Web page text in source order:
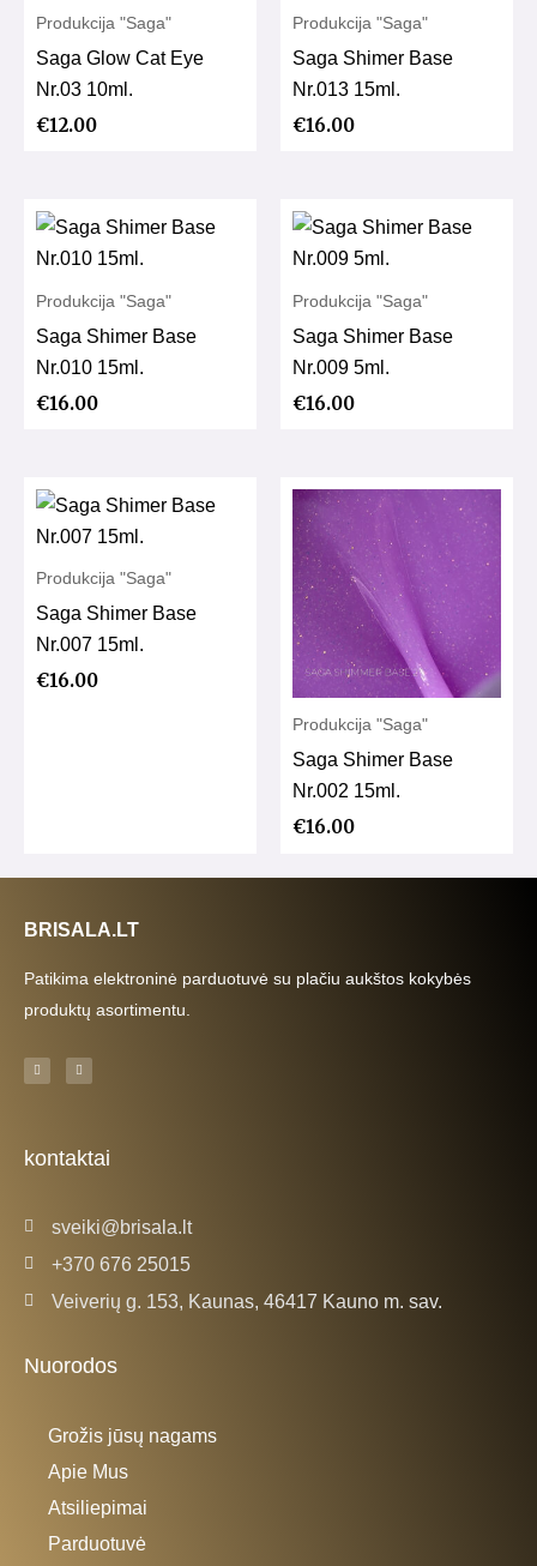
Produkcija "Saga"
Saga Glow Cat Eye
Nr.03 10ml.
€12.00
Produkcija "Saga"
Saga Shimer Base
Nr.013 15ml.
€16.00
Produkcija "Saga"
Saga Shimer Base
Nr.010 15ml.
€16.00
Produkcija "Saga"
Saga Shimer Base
Nr.009 5ml.
€16.00
Produkcija "Saga"
Saga Shimer Base
Nr.007 15ml.
€16.00
Produkcija "Saga"
Saga Shimer Base
Nr.002 15ml.
€16.00
BRISALA.LT
Patikima elektroninė parduotuvė su plačiu aukštos kokybės
produktų asortimentu.
F
a
c
-
f
I
n
s
m
kontaktai
sveiki@brisala.lt
+370 676 25015
Veiverių g. 153, Kaunas, 46417 Kauno m. sav.
Nuorodos
Grožis jūsų nagams
Apie Mus
Atsiliepimai
Parduotuvė